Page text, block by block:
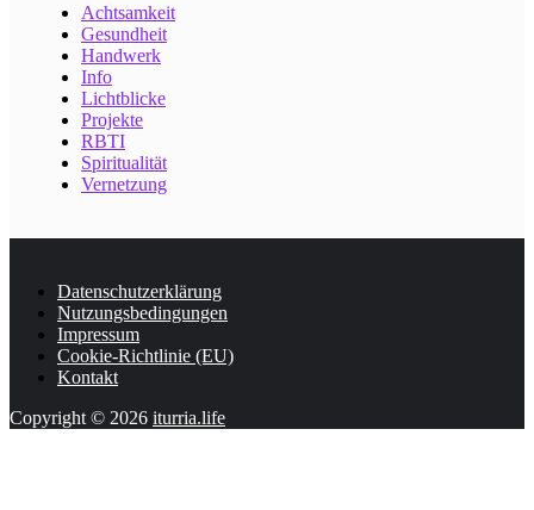
Achtsamkeit
Gesundheit
Handwerk
Info
Lichtblicke
Projekte
RBTI
Spiritualität
Vernetzung
Datenschutzerklärung
Nutzungsbedingungen
Impressum
Cookie-Richtlinie (EU)
Kontakt
Copyright © 2026 iturria.life